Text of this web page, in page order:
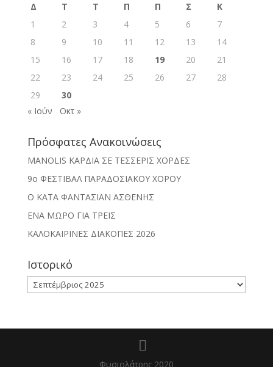
Δ Τ Τ Π Π Σ
Κ
1
2 3 4 5 6
7
8
9 10 11 12 13
14
15
16 17 18 19 20
21
22
23 24 25 26 27
28
29
30
« Ιούν
Οκτ »
Πρόσφατες Ανακοινώσεις
MANOLIS ΚΑΡΔΙΑ ΣΕ ΤΕΣΣΕΡΙΣ ΧΟΡΔΕΣ
9ο ΦΕΣΤΙΒΑΛ ΠΑΡΑΔΟΣΙΑΚΟΥ ΧΟΡΟΥ
Ο ΚΑΤΑ ΦΑΝΤΑΣΙΑΝ ΑΣΘΕΝΗΣ
ΕΝΑ ΜΩΡΟ ΓΙΑ ΤΡΕΙΣ
ΚΑΛΟΚΑΙΡΙΝΕΣ ΔΙΑΚΟΠΕΣ 2026
Ιστορικό
Ιστορικό
Φυσιολάτρης 2020